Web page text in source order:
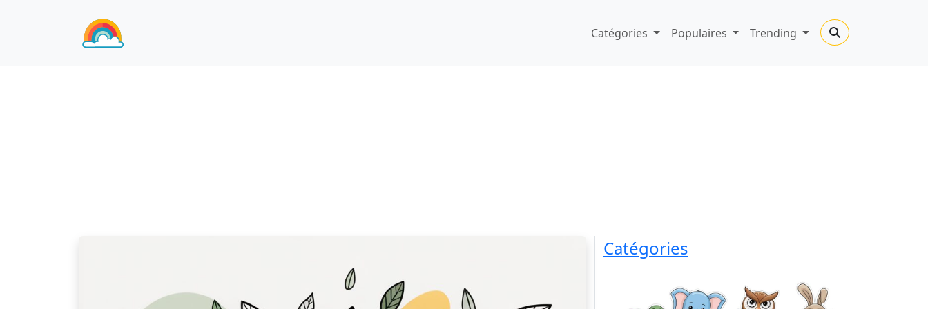
Catégories Populaires Trending
Catégories